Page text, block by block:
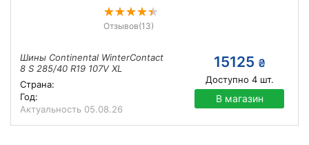
Отзывов(13)
Шины Continental WinterContact
8 S 285/40 R19 107V XL
Страна:
Год:
Актуальность 05.08.26
15125 ₴
Доступно 4шт.
В магазин